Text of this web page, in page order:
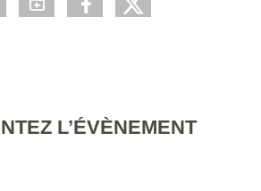
L’ÉVÈNEMENT